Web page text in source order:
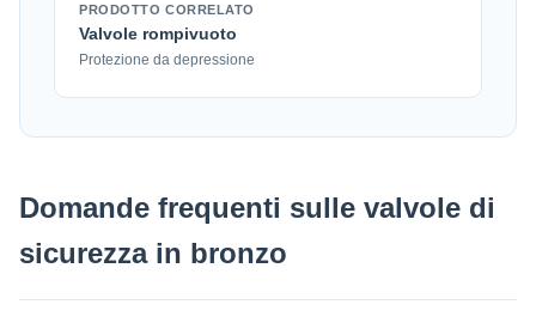
PRODOTTO CORRELATO
Valvole rompivuoto
Protezione da depressione
Domande frequenti sulle valvole di
sicurezza in bronzo